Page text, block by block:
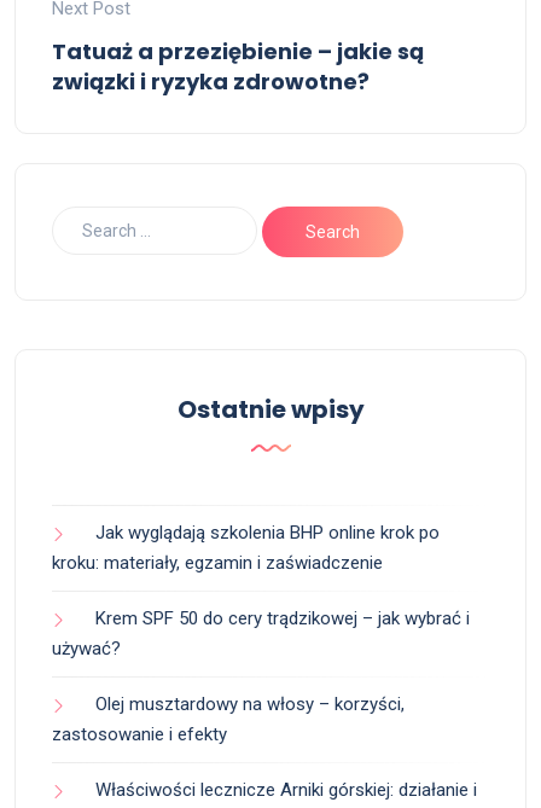
Next Post
Tatuaż a przeziębienie – jakie są
związki i ryzyka zdrowotne?
Ostatnie wpisy
Jak wyglądają szkolenia BHP online krok po
kroku: materiały, egzamin i zaświadczenie
Krem SPF 50 do cery trądzikowej – jak wybrać i
używać?
Olej musztardowy na włosy – korzyści,
zastosowanie i efekty
Właściwości lecznicze Arniki górskiej: działanie i